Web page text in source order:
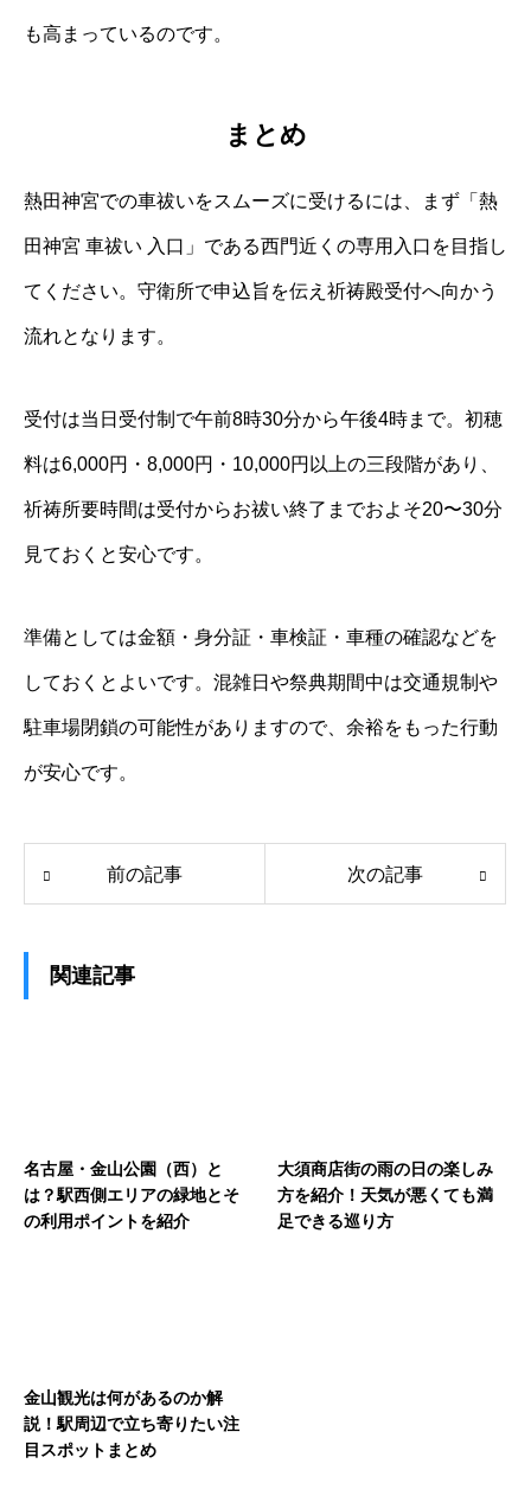
も高まっているのです。
まとめ
熱田神宮での車祓いをスムーズに受けるには、まず「熱
田神宮 車祓い 入口」である西門近くの専用入口を目指し
てください。守衛所で申込旨を伝え祈祷殿受付へ向かう
流れとなります。
受付は当日受付制で午前8時30分から午後4時まで。初穂
料は6,000円・8,000円・10,000円以上の三段階があり、
祈祷所要時間は受付からお祓い終了までおよそ20〜30分
見ておくと安心です。
準備としては金額・身分証・車検証・車種の確認などを
しておくとよいです。混雑日や祭典期間中は交通規制や
駐車場閉鎖の可能性がありますので、余裕をもった行動
が安心です。
前の記事 次の記事
関連記事
名古屋・金山公園（西）と
は？駅西側エリアの緑地とそ
の利用ポイントを紹介
大須商店街の雨の日の楽しみ
方を紹介！天気が悪くても満
足できる巡り方
金山観光は何があるのか解
説！駅周辺で立ち寄りたい注
目スポットまとめ